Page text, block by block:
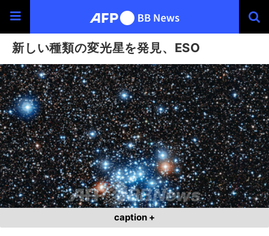
新しい種類の変光星を発見、ESO
caption +